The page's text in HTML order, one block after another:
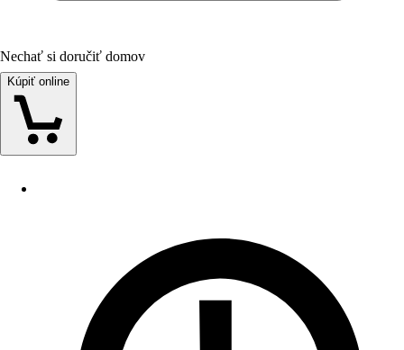
Nechať si doručiť domov
Kúpiť online